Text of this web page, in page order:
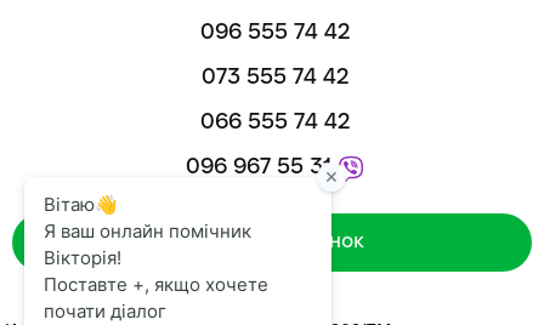
096 555 74 42
073 555 74 42
066 555 74 42
096 967 55 31
Зворотний дзвінок